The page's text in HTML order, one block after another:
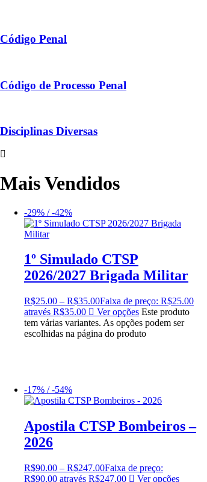
Código Penal
Código de Processo Penal
Disciplinas Diversas
Mais Vendidos
-29% / -42%
1º Simulado CTSP
2026/2027 Brigada Militar
R$25.00 – R$35.00Faixa de preço: R$25.00
através R$35.00
Ver opções Este produto
tem várias variantes. As opções podem ser
escolhidas na página do produto
-17% / -54%
Apostila CTSP Bombeiros –
2026
R$90.00 – R$247.00Faixa de preço:
R$90.00 através R$247.00
Ver opções